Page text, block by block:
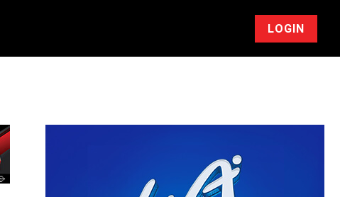
LOGIN